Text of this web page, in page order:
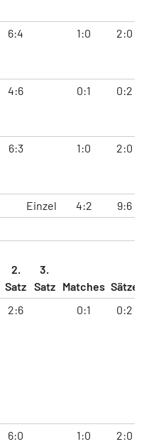
6:4 1:0 2:0
4:6 0:1 0:2
6:3 1:0 2:0
Einzel 4:2 9:6
2.
Satz
3.
Satz
Matches Sätze
2:6 0:1 0:2
6:0 1:0 2:0